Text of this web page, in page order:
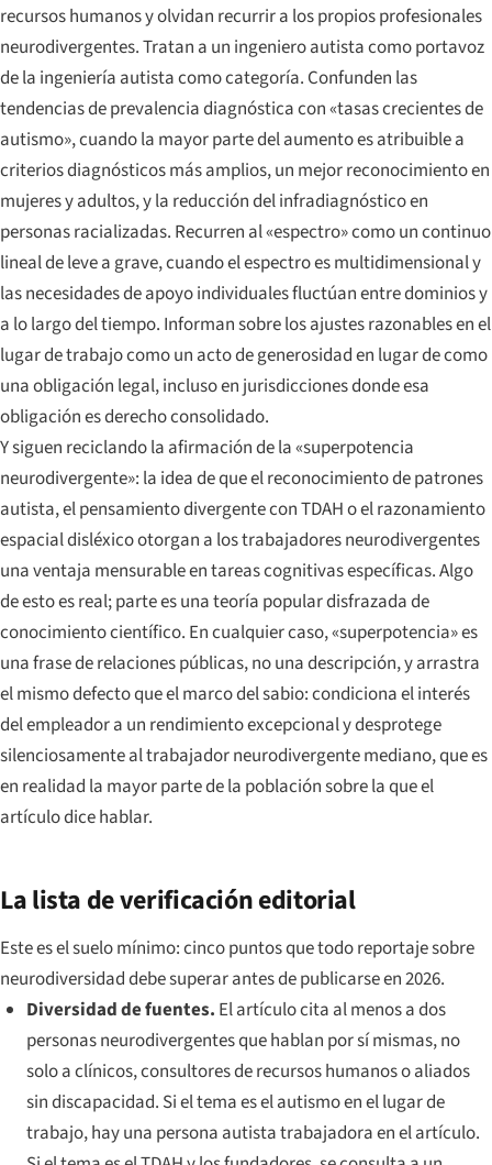
recursos humanos y olvidan recurrir a los propios profesionales
neurodivergentes. Tratan a un ingeniero autista como portavoz
de la ingeniería autista como categoría. Confunden las
tendencias de prevalencia diagnóstica con «tasas crecientes de
autismo», cuando la mayor parte del aumento es atribuible a
criterios diagnósticos más amplios, un mejor reconocimiento en
mujeres y adultos, y la reducción del infradiagnóstico en
personas racializadas. Recurren al «espectro» como un continuo
lineal de leve a grave, cuando el espectro es multidimensional y
las necesidades de apoyo individuales fluctúan entre dominios y
a lo largo del tiempo. Informan sobre los ajustes razonables en el
lugar de trabajo como un acto de generosidad en lugar de como
una obligación legal, incluso en jurisdicciones donde esa
obligación es derecho consolidado.
Y siguen reciclando la afirmación de la «superpotencia
neurodivergente»: la idea de que el reconocimiento de patrones
autista, el pensamiento divergente con TDAH o el razonamiento
espacial disléxico otorgan a los trabajadores neurodivergentes
una ventaja mensurable en tareas cognitivas específicas. Algo
de esto es real; parte es una teoría popular disfrazada de
conocimiento científico. En cualquier caso, «superpotencia» es
una frase de relaciones públicas, no una descripción, y arrastra
el mismo defecto que el marco del sabio: condiciona el interés
del empleador a un rendimiento excepcional y desprotege
silenciosamente al trabajador neurodivergente mediano, que es
en realidad la mayor parte de la población sobre la que el
artículo dice hablar.
La lista de verificación editorial
Este es el suelo mínimo: cinco puntos que todo reportaje sobre
neurodiversidad debe superar antes de publicarse en 2026.
Diversidad de fuentes. El artículo cita al menos a dos
personas neurodivergentes que hablan por sí mismas, no
solo a clínicos, consultores de recursos humanos o aliados
sin discapacidad. Si el tema es el autismo en el lugar de
trabajo, hay una persona autista trabajadora en el artículo.